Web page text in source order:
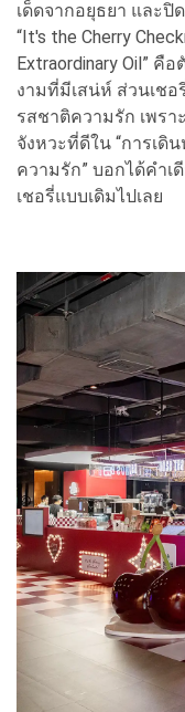
เด็ดจากอยุธยา และปิ
“It's the Cherry
Extraordinary Oil”
งามที่มีเสน่ห์ ส่วนเชอ
รสชาติความรัก เพรา
จังหวะที่ดีใน “การเดิ
ความรัก” บอกได้คำเ
เชอรี่แบบเดิมไปเลย